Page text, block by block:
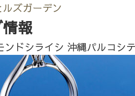
ズガーデン
報
ンドシライシ 沖縄パルコシ